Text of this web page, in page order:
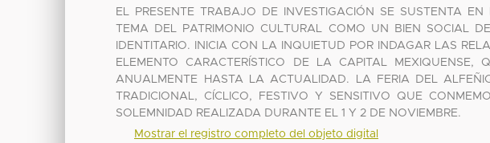
EL PRESENTE TRABAJO DE INVESTIGACIÓN SE SUSTENTA
TEMA DEL PATRIMONIO CULTURAL COMO UN BIEN SOCIAL
IDENTITARIO. INICIA CON LA INQUIETUD POR INDAGAR LAS
ELEMENTO CARACTERÍSTICO DE LA CAPITAL MEXIQUENSE,
ANUALMENTE HASTA LA ACTUALIDAD. LA FERIA DEL
TRADICIONAL, CÍCLICO, FESTIVO Y SENSITIVO QUE
SOLEMNIDAD REALIZADA DURANTE EL 1 Y 2 DE NOVIEMBRE.
Mostrar el registro completo del objeto digital